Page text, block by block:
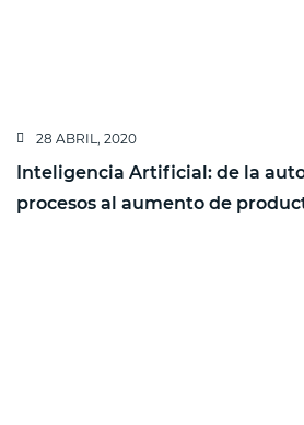
28 ABRIL, 2020
Inteligencia Artificial: de la
procesos al aumento de